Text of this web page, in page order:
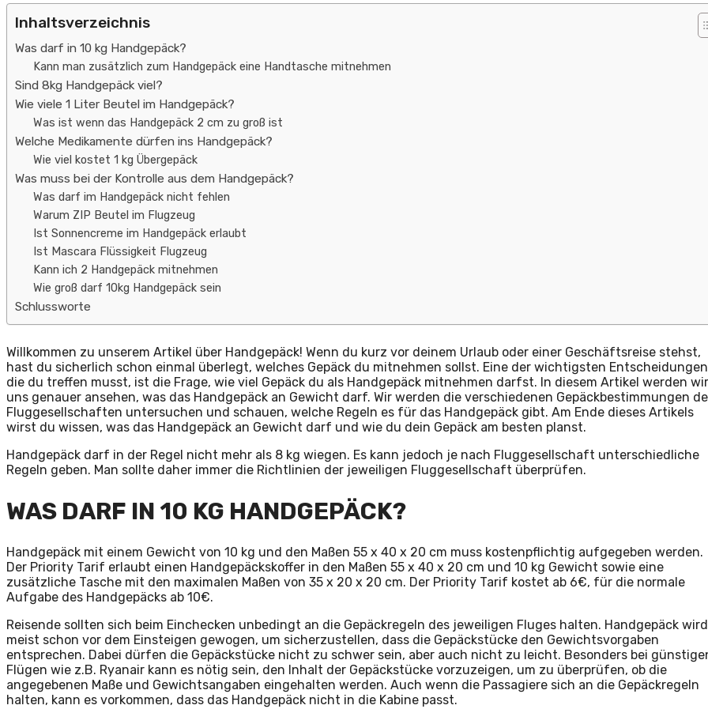
Inhaltsverzeichnis
Was darf in 10 kg Handgepäck?
Kann man zusätzlich zum Handgepäck eine Handtasche mitnehmen
Sind 8kg Handgepäck viel?
Wie viele 1 Liter Beutel im Handgepäck?
Was ist wenn das Handgepäck 2 cm zu groß ist
Welche Medikamente dürfen ins Handgepäck?
Wie viel kostet 1 kg Übergepäck
Was muss bei der Kontrolle aus dem Handgepäck?
Was darf im Handgepäck nicht fehlen
Warum ZIP Beutel im Flugzeug
Ist Sonnencreme im Handgepäck erlaubt
Ist Mascara Flüssigkeit Flugzeug
Kann ich 2 Handgepäck mitnehmen
Wie groß darf 10kg Handgepäck sein
Schlussworte
Willkommen zu unserem Artikel über Handgepäck! Wenn du kurz vor deinem Urlaub oder einer Geschäftsreise stehst,
hast du sicherlich schon einmal überlegt, welches Gepäck du mitnehmen sollst. Eine der wichtigsten
die du treffen musst, ist die Frage, wie viel Gepäck du als Handgepäck mitnehmen darfst. In diesem Artikel werden wir
uns genauer ansehen, was das Handgepäck an Gewicht darf. Wir werden die verschiedenen Gepäckbestimmungen
Fluggesellschaften untersuchen und schauen, welche Regeln es für das Handgepäck gibt. Am Ende dieses Artikels
wirst du wissen, was das Handgepäck an Gewicht darf und wie du dein Gepäck am besten planst.
Handgepäck darf in der Regel nicht mehr als 8 kg wiegen. Es kann jedoch je nach Fluggesellschaft unterschiedliche
Regeln geben. Man sollte daher immer die Richtlinien der jeweiligen Fluggesellschaft überprüfen.
WAS DARF IN 10 KG HANDGEPÄCK?
Handgepäck mit einem Gewicht von 10 kg und den Maßen 55 x 40 x 20 cm muss kostenpflichtig aufgegeben werden.
Der Priority Tarif erlaubt einen Handgepäckskoffer in den Maßen 55 x 40 x 20 cm und 10 kg Gewicht sowie eine
zusätzliche Tasche mit den maximalen Maßen von 35 x 20 x 20 cm. Der Priority Tarif kostet ab 6€, für die normale
Aufgabe des Handgepäcks ab 10€.
Reisende sollten sich beim Einchecken unbedingt an die Gepäckregeln des jeweiligen Fluges halten. Handgepäck wird
meist schon vor dem Einsteigen gewogen, um sicherzustellen, dass die Gepäckstücke den Gewichtsvorgaben
entsprechen. Dabei dürfen die Gepäckstücke nicht zu schwer sein, aber auch nicht zu leicht. Besonders bei
Flügen wie z.B. Ryanair kann es nötig sein, den Inhalt der Gepäckstücke vorzuzeigen, um zu überprüfen, ob die
angegebenen Maße und Gewichtsangaben eingehalten werden. Auch wenn die Passagiere sich an die Gepäckregeln
halten, kann es vorkommen, dass das Handgepäck nicht in die Kabine passt.